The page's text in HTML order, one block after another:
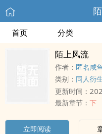
首页 分类
陌上风流
作者： 匿名咸鱼
类别： 同‌‍‎人‌衍
更新时间：
最新章节： 下
立即阅读